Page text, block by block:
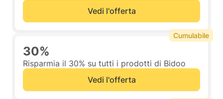
Vedi l'offerta
30%
Risparmia il 30% su tutti i prodotti di Bidoo
Vedi l'offerta
Cumulabile